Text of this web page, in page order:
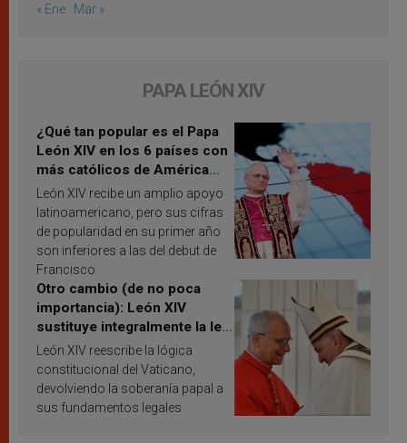
« Ene Mar »
PAPA LEÓN XIV
¿Qué tan popular es el Papa
León XIV en los 6 países con
más católicos de América
Latina en 2026? Publican
resultados de investigación
León XIV recibe un amplio apoyo
latinoamericano, pero sus cifras
de popularidad en su primer año
son inferiores a las del debut de
Francisco
Otro cambio (de no poca
importancia): León XIV
sustituye integralmente la ley
vaticana de Papa Francisco
León XIV reescribe la lógica
constitucional del Vaticano,
devolviendo la soberanía papal a
sus fundamentos legales